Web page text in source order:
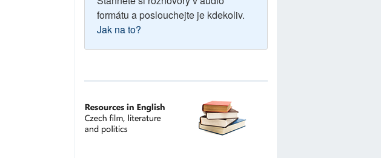
formátu a poslouchejte je kdekoliv.
Jak na to?